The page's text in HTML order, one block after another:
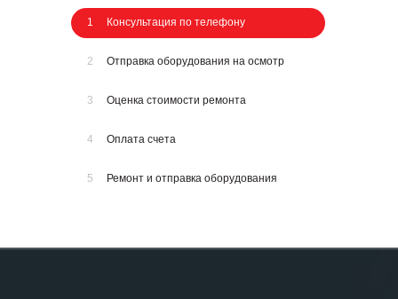
1 Консультация по телефону
2 Отправка оборудования на осмотр
3 Оценка стоимости ремонта
4 Оплата счета
5 Ремонт и отправка оборудования